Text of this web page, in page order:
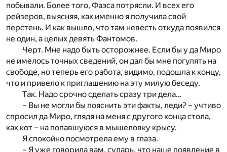
побывали. Более того, Фаэса потрясли. И всех его
рейзеров, выясняя, как именно я получила свой
перстень. И как вышло, что там невесть откуда появился
не один, а целых девять Фантомов.
Черт. Мне надо быть осторожнее. Если бы у да Миро
не имелось точных сведений, он дал бы мне погулять на
свободе, но теперь его работа, видимо, подошла к концу,
что и привело к приглашению на эту милую беседу.
Так. Надо срочно сделать сразу три дела…
– Вы не могли бы пояснить эти факты, леди? – учтиво
спросил да Миро, глядя на меня с другого конца стола,
как кот – на попавшуюся в мышеловку крысу.
Я спокойно посмотрела ему в глаза.
– Я уже говорила вам, сударь, что наше появление в